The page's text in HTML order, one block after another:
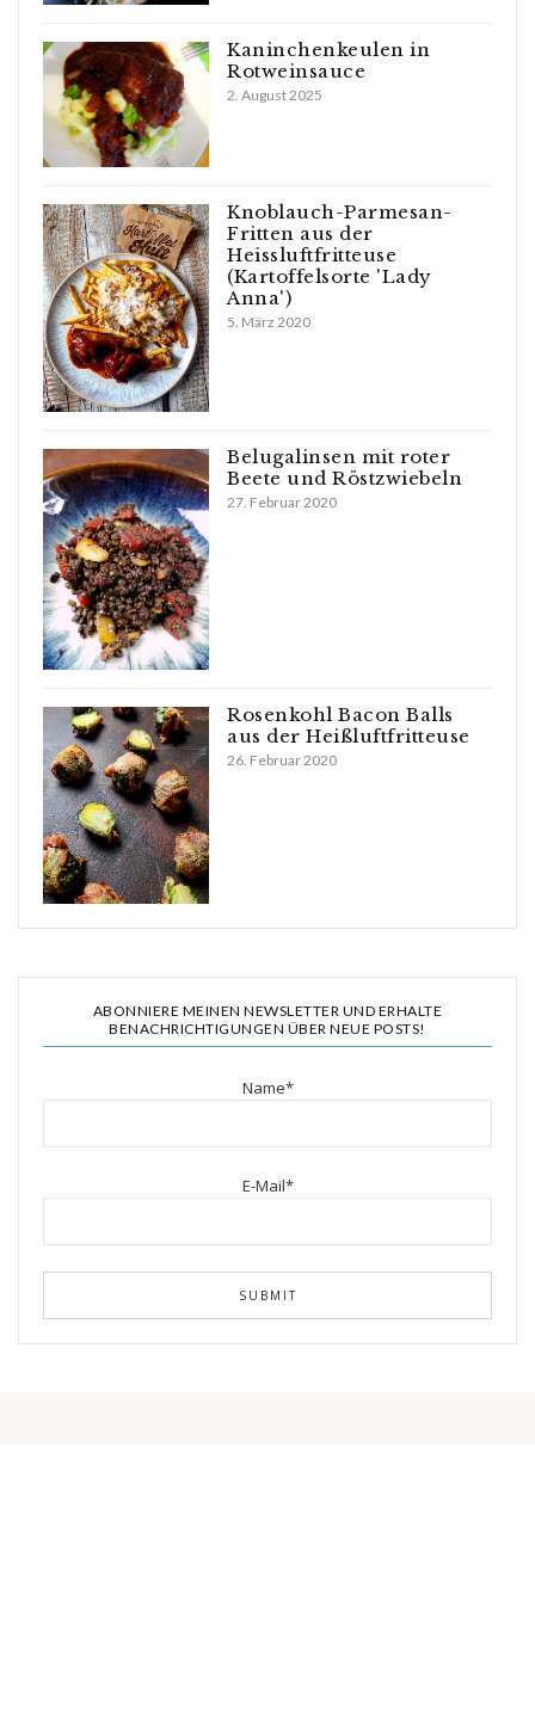
Kaninchenkeulen in
Rotweinsauce
2. August 2025
Knoblauch-Parmesan-
Fritten aus der
Heissluftfritteuse
(Kartoffelsorte 'Lady
Anna')
5. März 2020
Belugalinsen mit roter
Beete und Röstzwiebeln
27. Februar 2020
Rosenkohl Bacon Balls
aus der Heißluftfritteuse
26. Februar 2020
ABONNIERE MEINEN NEWSLETTER UND ERHALTE
BENACHRICHTIGUNGEN ÜBER NEUE POSTS!
Name*
E-Mail*